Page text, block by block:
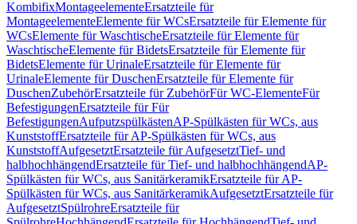
KombifixMontageelementeErsatzteile für
MontageelementeElemente für WCsErsatzteile für Elemente für
WCsElemente für WaschtischeErsatzteile für Elemente für
WaschtischeElemente für BidetsErsatzteile für Elemente für
BidetsElemente für UrinaleErsatzteile für Elemente für
UrinaleElemente für DuschenErsatzteile für Elemente für
DuschenZubehörErsatzteile für ZubehörFür WC-ElementeFür
BefestigungenErsatzteile für Für
BefestigungenAufputzspülkästenAP-Spülkästen für WCs, aus
KunststoffErsatzteile für AP-Spülkästen für WCs, aus
KunststoffAufgesetztErsatzteile für AufgesetztTief- und
halbhochhängendErsatzteile für Tief- und halbhochhängendAP-
Spülkästen für WCs, aus SanitärkeramikErsatzteile für AP-
Spülkästen für WCs, aus SanitärkeramikAufgesetztErsatzteile für
AufgesetztSpülrohreErsatzteile für